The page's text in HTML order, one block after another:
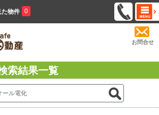
た物件 0
お問合せ
索結果一覧